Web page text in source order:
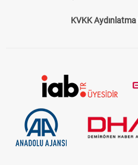
Çerez Politikası